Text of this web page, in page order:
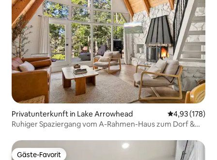
Privatunterkunft in Lake Arrowhead
4,93 (178)
Ruhiger Spaziergang vom A-Rahmen-Haus zum Dorf &
Gäste-Favorit